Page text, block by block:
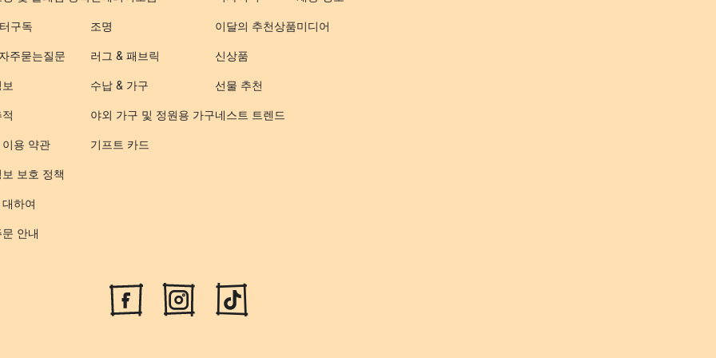
구독
주묻는질문
용 약관
보호 정책
하여
안내
조명
러그 & 패브릭
수납 & 가구
야외 가구 및 정원용 가구
기프트 카드
이달의 추천상품
신상품
선물 추천
네스트 트렌드
미디어